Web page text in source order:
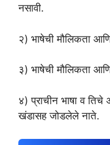
नसावी.
२) भाषेची मौलिकता
३) भाषेची मौलिकता
४) प्राचीन भाषा व
खंडासह जोडलेले नाते.